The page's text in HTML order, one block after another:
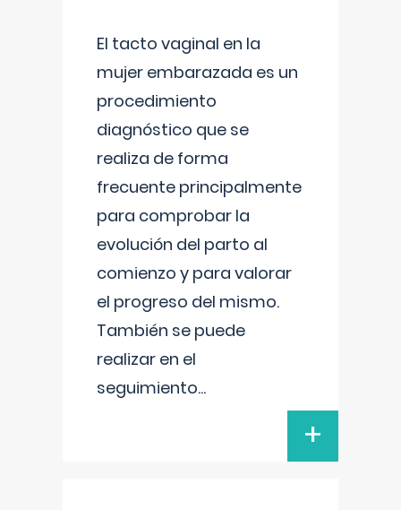
El tacto vaginal en la
mujer embarazada es un
procedimiento
diagnóstico que se
realiza de forma
frecuente principalmente
para comprobar la
evolución del parto al
comienzo y para valorar
el progreso del mismo.
También se puede
realizar en el
seguimiento...
+